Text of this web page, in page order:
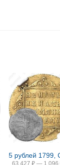
63 427 ₽ — 1 096